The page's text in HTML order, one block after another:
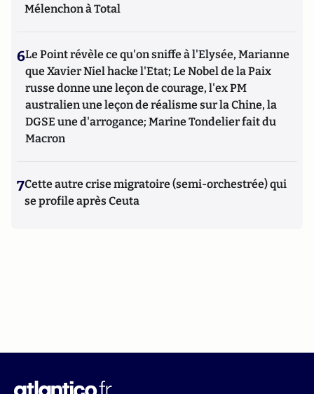
Mélenchon à Total
6Le Point révèle ce qu'on sniffe à l'Elysée, Marianne
que Xavier Niel hacke l'Etat; Le Nobel de la Paix
russe donne une leçon de courage, l'ex PM
australien une leçon de réalisme sur la Chine, la
DGSE une d'arrogance; Marine Tondelier fait du
Macron
7Cette autre crise migratoire (semi-orchestrée) qui
se profile après Ceuta